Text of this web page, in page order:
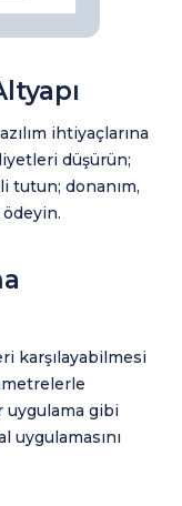
ihtiyaçlarına
düşürün;
tutun; donanım,
karşılayabilmesi
uygulama gibi
uygulamasını